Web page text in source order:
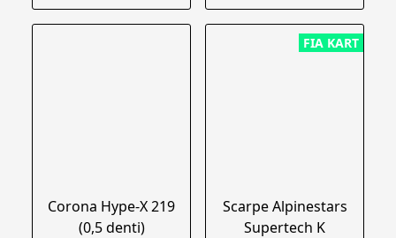
Corona Hype-X 219
(0,5 denti)
FIA KART
Scarpe Alpinestars
Supertech K